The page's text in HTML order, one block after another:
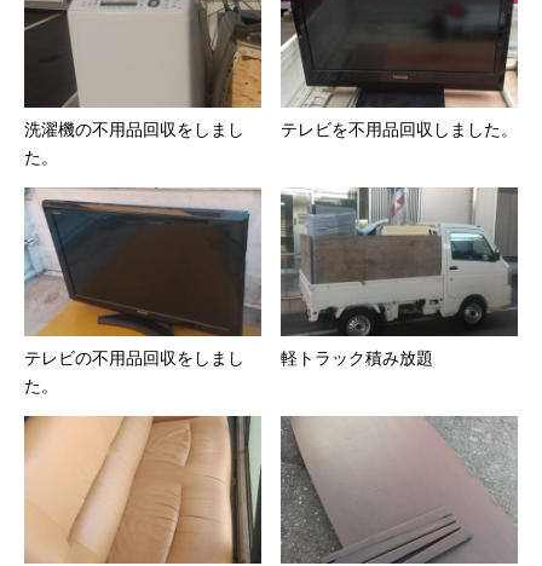
洗濯機の不用品回収をしまし
た。
テレビを不用品回収しました。
テレビの不用品回収をしまし
た。
軽トラック積み放題